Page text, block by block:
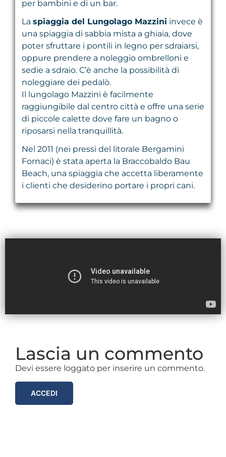
per bambini e di un bar.
La spiaggia del Lungolago Mazzini invece è
una spiaggia di sabbia mista a ghiaia, dove
poter sfruttare i pontili in legno per sdraiarsi,
oppure prendere a noleggio ombrelloni e
sedie a sdraio. C’è anche la possibilità di
noleggiare dei pedalò.
Il lungolago Mazzini è facilmente
raggiungibile dal centro città e offre una serie
di piccole calette dove fare un bagno o
riposarsi nella tranquillità.
Nel 2011 (nei pressi del litorale Bergamini
Fornaci) è stata aperta la Braccobaldo Bau
Beach, una spiaggia che accetta liberamente
i clienti che desiderino portare i propri cani.
Lascia un commento
Devi essere loggato per inserire un commento.
ACCEDI